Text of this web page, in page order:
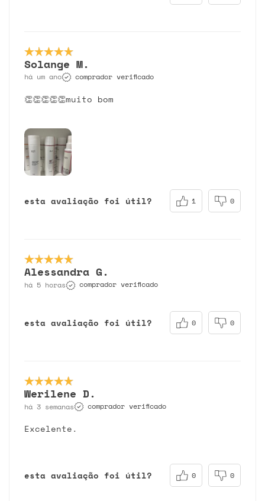
Solange M.
há um ano comprador verificado
👏👏👏👏👏muito bom
esta avaliação foi útil? 1 0
Alessandra G.
há 5 horas comprador verificado
esta avaliação foi útil? 0 0
Werilene D.
há 3 semanas comprador verificado
Excelente.
esta avaliação foi útil? 0 0